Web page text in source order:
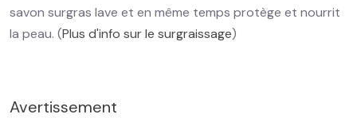
savon surgras lave et en même temps protège et nourrit
la peau. (Plus d'info sur le surgraissage)
Avertissement